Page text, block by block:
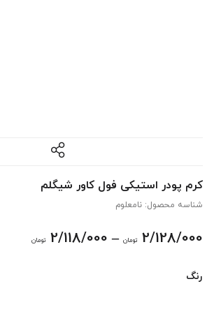
کرم پودر استیکی فول کاور شیگلم
شناسه محصول: نامعلوم
2/128/000 تومان –
2/118/000 تومانPrice
رنگ